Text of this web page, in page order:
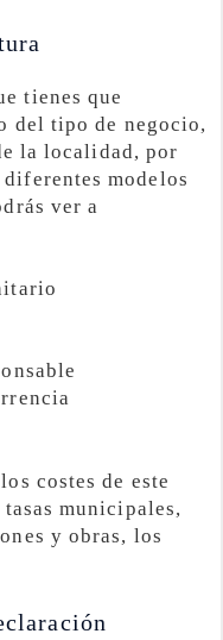
tienes que
del tipo de negocio,
la localidad, por
modelos
ver a
costes de este
municipales,
y obras, los